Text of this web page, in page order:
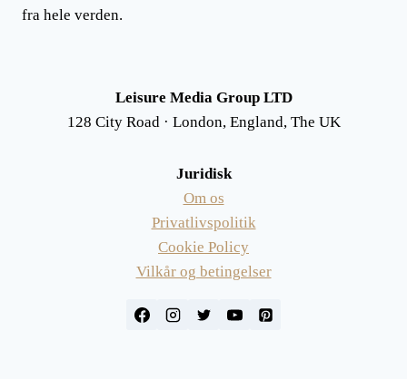
fra hele verden.
Leisure Media Group LTD
128 City Road · London, England, The UK
Juridisk
Om os
Privatlivspolitik
Cookie Policy
Vilkår og betingelser